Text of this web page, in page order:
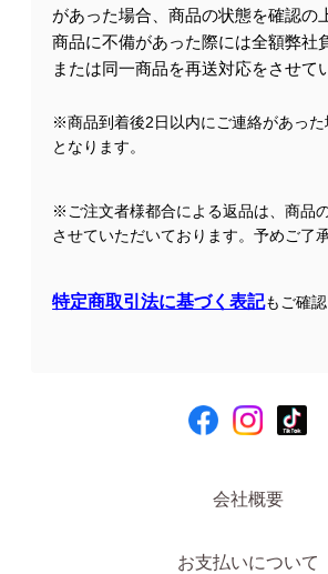
があった場合、商品の状態を確認の
商品に不備があった際には全額弊社
または同一商品を再送対応をさせて
※商品到着後2日以内にご連絡があっ
となります。
※ご注文者様都合による返品は、商品
させていただいております。予めご了
特定商取引法に基づく表記もご確認
会社概要
お支払いについて